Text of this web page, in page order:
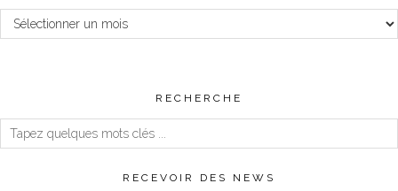
Archives
RECHERCHE
RECEVOIR DES NEWS